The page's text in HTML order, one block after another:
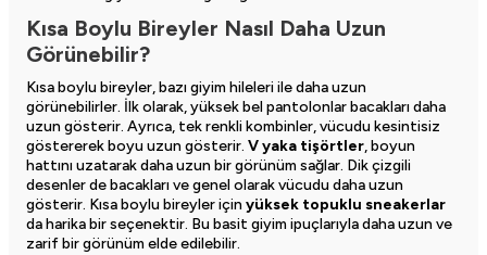
Kısa Boylu Bireyler Nasıl Daha Uzun
Görünebilir?
Kısa boylu bireyler, bazı giyim hileleri ile daha uzun
görünebilirler. İlk olarak, yüksek bel pantolonlar bacakları daha
uzun gösterir. Ayrıca, tek renkli kombinler, vücudu kesintisiz
göstererek boyu uzun gösterir. V yaka tişörtler, boyun
hattını uzatarak daha uzun bir görünüm sağlar. Dik çizgili
desenler de bacakları ve genel olarak vücudu daha uzun
gösterir. Kısa boylu bireyler için yüksek topuklu sneakerlar
da harika bir seçenektir. Bu basit giyim ipuçlarıyla daha uzun ve
zarif bir görünüm elde edilebilir.